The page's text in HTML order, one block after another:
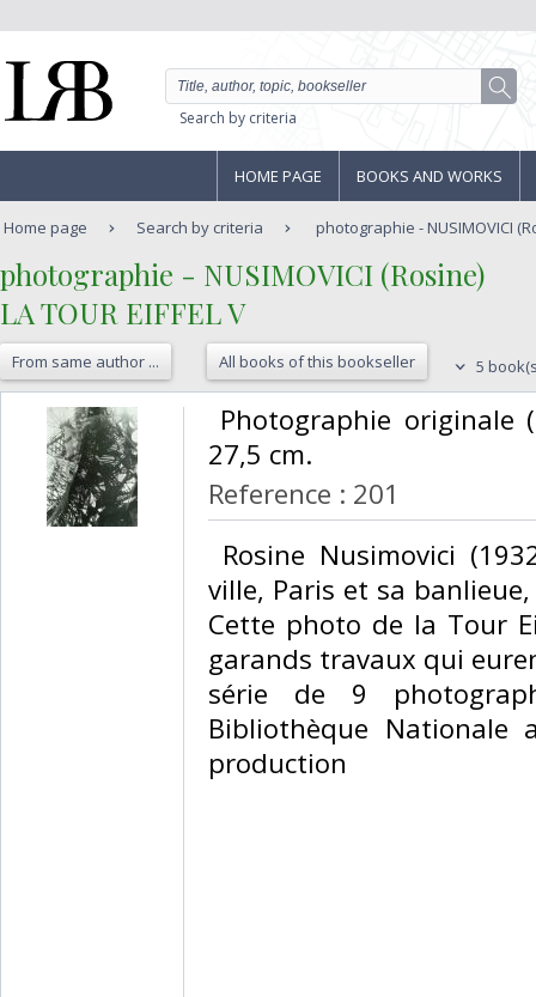
Search by criteria
HOME PAGE BOOKS AND WORKS
Home page Search by criteria photographie - NUSIMOVICI
‎photographie - NUSIMOVICI (Rosine)‎
‎LA TOUR EIFFEL V‎
From same author ... All books of this bookseller 5
Photographie originale
27,5 cm. ‎
Reference : 201
Rosine Nusimovici
ville, Paris et sa
Cette photo de la Tour
garands travaux qui
série de 9
Bibliothèque
production ‎